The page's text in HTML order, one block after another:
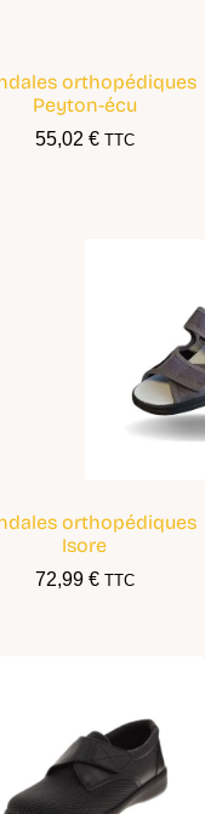
orthopédiques
Peyton-écu
55,02 € TTC
orthopédiques
Isore
72,99 € TTC